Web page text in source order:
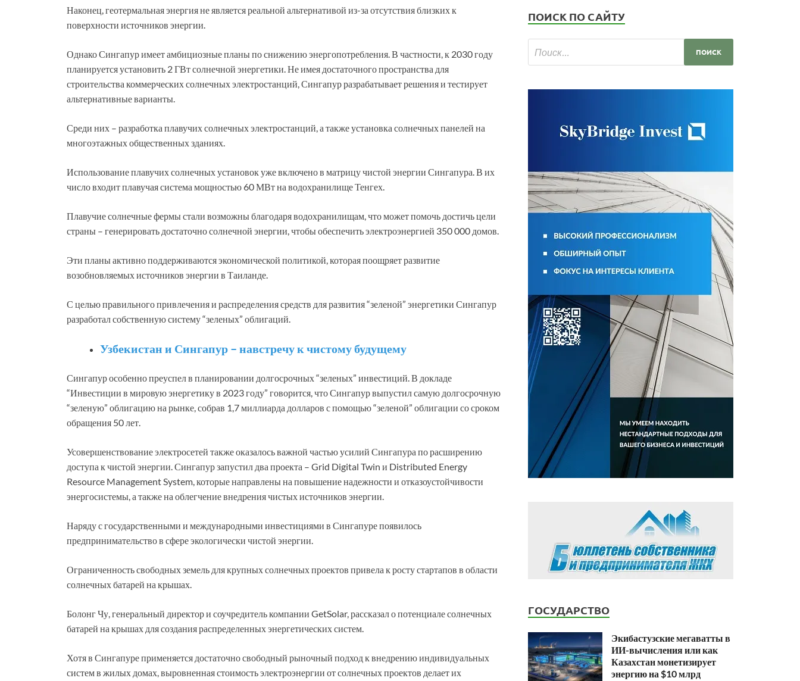
Наконец, геотермальная энергия не является реальной альтернативой из-за отсутствия близких к
поверхности источников энергии.
Однако Сингапур имеет амбициозные планы по снижению энергопотребления. В частности, к 2030 году
планируется установить 2 ГВт солнечной энергетики. Не имея достаточного пространства для
строительства коммерческих солнечных электростанций, Сингапур разрабатывает решения и тестирует
альтернативные варианты.
Среди них – разработка плавучих солнечных электростанций, а также установка солнечных панелей на
многоэтажных общественных зданиях.
Использование плавучих солнечных установок уже включено в матрицу чистой энергии Сингапура. В их
число входит плавучая система мощностью 60 МВт на водохранилище Тенгех.
Плавучие солнечные фермы стали возможны благодаря водохранилищам, что может помочь достичь цели
страны – генерировать достаточно солнечной энергии, чтобы обеспечить электроэнергией 350 000 домов.
Эти планы активно поддерживаются экономической политикой, которая поощряет развитие
возобновляемых источников энергии в Таиланде.
С целью правильного привлечения и распределения средств для развития “зеленой” энергетики Сингапур
разработал собственную систему “зеленых” облигаций.
Узбекистан и Сингапур – навстречу к чистому будущему
Сингапур особенно преуспел в планировании долгосрочных “зеленых” инвестиций. В докладе
“Инвестиции в мировую энергетику в 2023 году” говорится, что Сингапур выпустил самую долгосрочную
“зеленую” облигацию на рынке, собрав 1,7 миллиарда долларов с помощью “зеленой” облигации со сроком
обращения 50 лет.
Усовершенствование электросетей также оказалось важной частью усилий Сингапура по расширению
доступа к чистой энергии. Сингапур запустил два проекта – Grid Digital Twin и Distributed Energy
Resource Management System, которые направлены на повышение надежности и отказоустойчивости
энергосистемы, а также на облегчение внедрения чистых источников энергии.
Наряду с государственными и международными инвестициями в Сингапуре появилось
предпринимательство в сфере экологически чистой энергии.
Ограниченность свободных земель для крупных солнечных проектов привела к росту стартапов в области
солнечных батарей на крышах.
Болонг Чу, генеральный директор и соучредитель компании GetSolar, рассказал о потенциале солнечных
батарей на крышах для создания распределенных энергетических систем.
Хотя в Сингапуре применяется достаточно свободный рыночный подход к внедрению индивидуальных
систем в жилых домах, выровненная стоимость электроэнергии от солнечных проектов делает их
ПОИСК ПО САЙТУ
ГОСУДАРСТВО
Экибастузские мегаватты в
ИИ-вычисления или как
Казахстан монетизирует
энергию на $10 млрд